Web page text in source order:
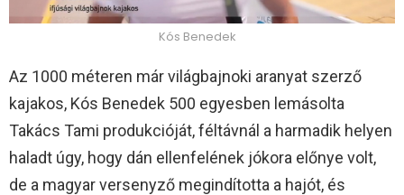
Kós Benedek
Az 1000 méteren már világbajnoki aranyat szerző
kajakos, Kós Benedek 500 egyesben lemásolta
Takács Tami produkcióját, féltávnál a harmadik helyen
haladt úgy, hogy dán ellenfelének jókora előnye volt,
de a magyar versenyző megindította a hajót, és